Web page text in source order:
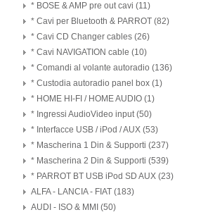
* BOSE & AMP pre out cavi (11)
* Cavi per Bluetooth & PARROT (82)
* Cavi CD Changer cables (26)
* Cavi NAVIGATION cable (10)
* Comandi al volante autoradio (136)
* Custodia autoradio panel box (1)
* HOME HI-FI / HOME AUDIO (1)
* Ingressi AudioVideo input (50)
* Interfacce USB / iPod / AUX (53)
* Mascherina 1 Din & Supporti (237)
* Mascherina 2 Din & Supporti (539)
* PARROT BT USB iPod SD AUX (23)
ALFA - LANCIA - FIAT (183)
AUDI - ISO & MMI (50)